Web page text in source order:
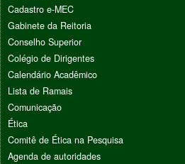
Cadastro e-MEC
Gabinete da Reitoria
Conselho Superior
Colégio de Dirigentes
Calendário Acadêmico
Lista de Ramais
Comunicação
Ética
Comitê de Ética na Pesquisa
Agenda de autoridades